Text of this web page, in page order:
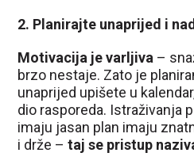
2. Planirajte unaprijed i
Motivacija je varljiva –
brzo nestaje. Zato je
unaprijed upišete u
dio rasporeda. Istraživanja
imaju jasan plan imaju
i drže –taj se pristup